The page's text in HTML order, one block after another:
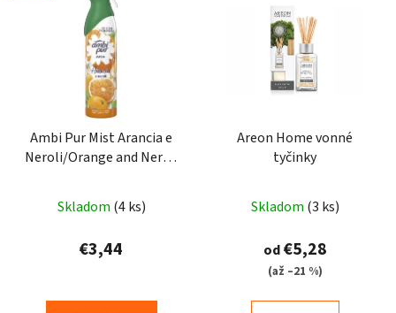
Ambi Pur Mist Arancia e
Neroli/Orange and Neroli
185ml
Skladom (4 ks)
€3,44
Areon Home vonné
tyčinky
Skladom (3 ks)
od€5,28
(až –21 %)